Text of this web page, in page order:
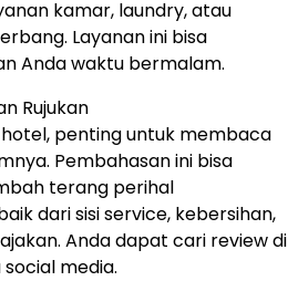
kamar, laundry, atau
Layanan ini bisa
Anda waktu bermalam.
Rujukan
penting untuk membaca
Pembahasan ini bisa
terang perihal
dari sisi service, kebersihan,
Anda dapat cari review di
media.